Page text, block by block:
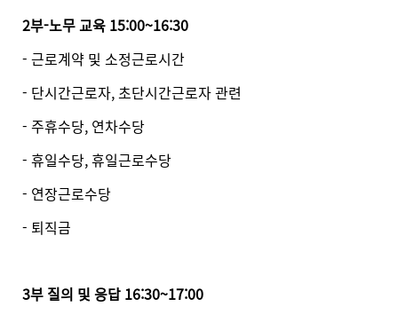
2부-노무 교육 15:00~16:30
- 근로계약 및 소정근로시간
- 단시간근로자, 초단시간근로자 관련
- 주휴수당, 연차수당
- 휴일수당, 휴일근로수당
- 연장근로수당
- 퇴직금
3부 질의 및 응답 16:30~17:00